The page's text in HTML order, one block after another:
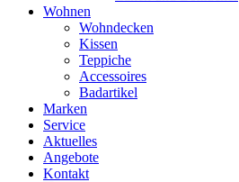
Wohnen
Wohndecken
Kissen
Teppiche
Accessoires
Badartikel
Marken
Service
Aktuelles
Angebote
Kontakt